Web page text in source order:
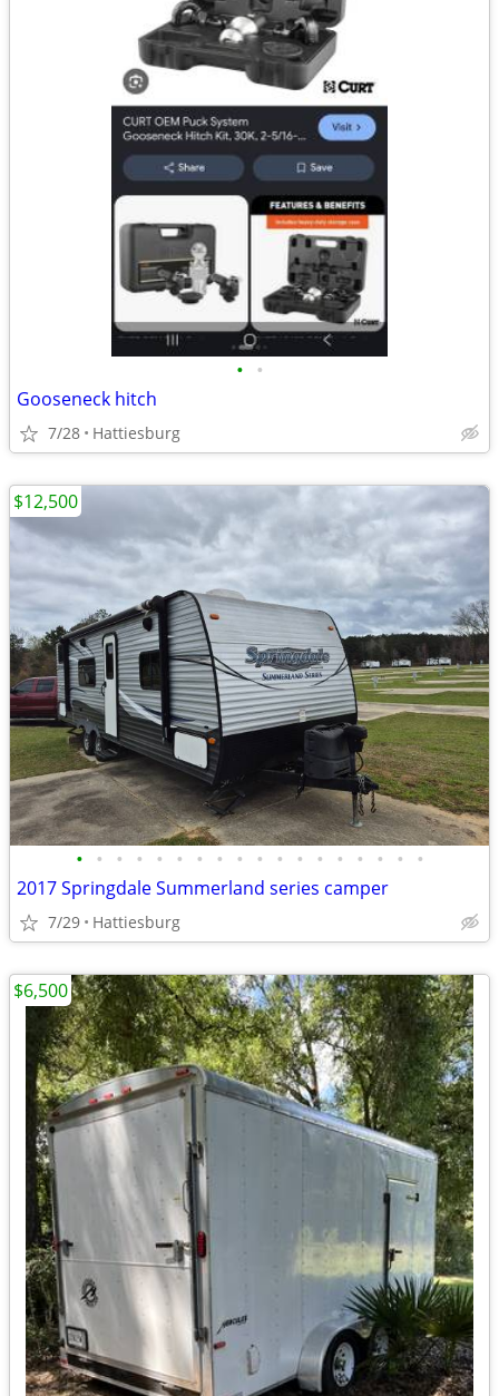
• •
Gooseneck hitch
7/28 Hattiesburg
• • • • • • • • • • • • • • • • • •
2017 Springdale Summerland series camper
7/29 Hattiesburg
$12,500
$6,500